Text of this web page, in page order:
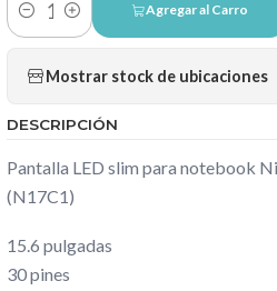
Cantidad
Agregar al Carro
Mostrar stock de ubicaciones
DESCRIPCIÓN
Pantalla LED slim para notebook
(N17C1)
15.6 pulgadas
30 pines